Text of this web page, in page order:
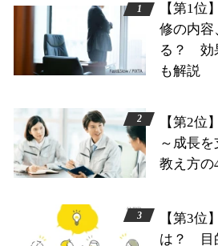
【第1位
修の内容
る？ 効
も解説
【第2位
～成長
教え方の
【第3位
は？ 目